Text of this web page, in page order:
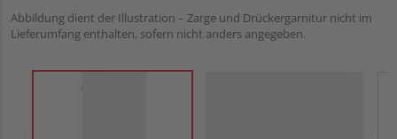
Abbildung dient der Illustration – Zarge und Drückergarnitur nicht im
Lieferumfang enthalten, sofern nicht anders angegeben.